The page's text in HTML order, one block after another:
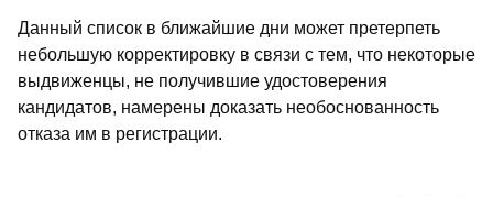
Данный список в ближайшие дни может претерпеть
небольшую корректировку в связи с тем, что некоторые
выдвиженцы, не получившие удостоверения
кандидатов, намерены доказать необоснованность
отказа им в регистрации.